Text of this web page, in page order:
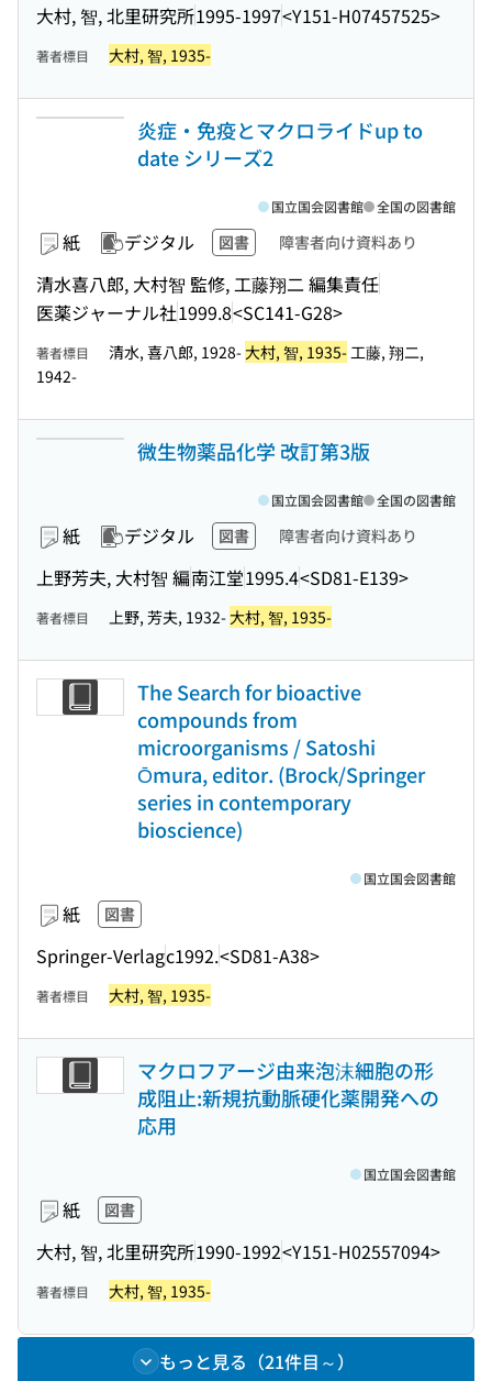
大村, 智, 北里研究所1995-1997<Y151-H07457525>
著者標目 大村, 智, 1935-
炎症・免疫とマクロライドup to
date シリーズ2
紙 デジタル 図書 障害者向け資料あり
清水喜八郎, 大村智 監修, 工藤翔二 編集責任
医薬ジャーナル社1999.8<SC141-G28>
国立国会図書館 全国の図書館
著者標目 清水, 喜八郎, 1928- 大村, 智, 1935-工藤, 翔二,
1942-
微生物薬品化学 改訂第3版
紙 デジタル 図書 障害者向け資料あり
上野芳夫, 大村智 編南江堂1995.4<SD81-E139>
国立国会図書館 全国の図書館
著者標目 上野, 芳夫, 1932- 大村, 智, 1935-
The Search for bioactive
compounds from
microorganisms / Satoshi
Ōmura, editor. (Brock/Springer
series in contemporary
bioscience)
紙 図書
Springer-Verlagc1992.<SD81-A38>
国立国会図書館
著者標目 大村, 智, 1935-
マクロフアージ由来泡沫細胞の形
成阻止:新規抗動脈硬化薬開発への
応用
紙 図書
大村, 智, 北里研究所1990-1992<Y151-H02557094>
国立国会図書館
著者標目 大村, 智, 1935-
もっと見る（21件目～）